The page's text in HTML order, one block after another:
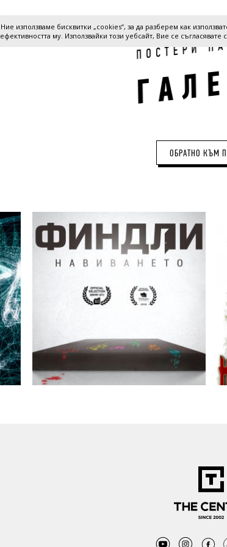
Ние използваме бисквитки „cookies“, за да разберем как
ефективността му. Използвайки този уебсайт, Вие се съгласявате
П О СТЕРИ Н А
ГАЛ Е
ОБРАТНО КЪМ